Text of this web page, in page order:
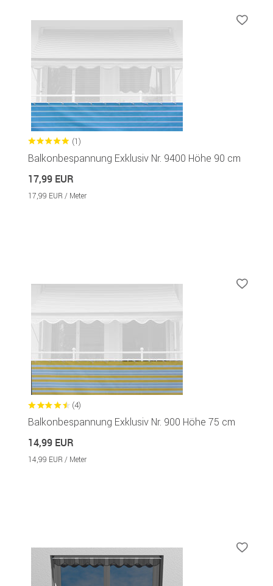
(1)
Balkonbespannung Exklusiv Nr. 9400 Höhe 90 cm
17,99 EUR
17,99 EUR / Meter
(4)
Balkonbespannung Exklusiv Nr. 900 Höhe 75 cm
14,99 EUR
14,99 EUR / Meter